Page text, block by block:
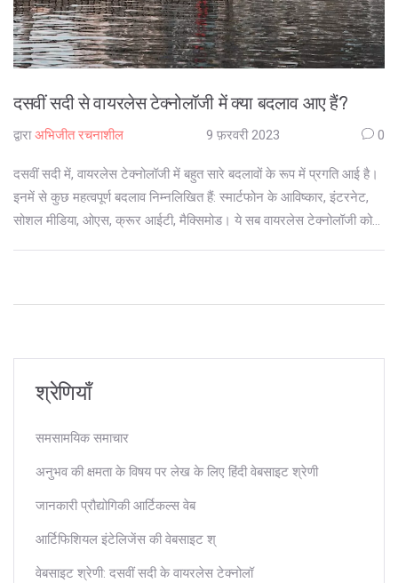
दसवीं सदी से वायरलेस टेक्नोलॉजी में क्या बदलाव आए हैं?
द्वारा अभिजीत रचनाशील 9 फ़रवरी 2023 0
दसवीं सदी में, वायरलेस टेक्नोलॉजी में बहुत सारे बदलावों के रूप में प्रगति आई है।
इनमें से कुछ महत्वपूर्ण बदलाव निम्नलिखित हैं: स्मार्टफोन के आविष्कार, इंटरनेट,
सोशल मीडिया, ओएस, क्रूर आईटी, मैक्सिमोड। ये सब वायरलेस टेक्नोलॉजी को
श्रेणियाँ
समसामयिक समाचार
अनुभव की क्षमता के विषय पर लेख के लिए हिंदी वेबसाइट श्रेणी
जानकारी प्रौद्योगिकी आर्टिकल्स वेब
आर्टिफिशियल इंटेलिजेंस की वेबसाइट श्
वेबसाइट श्रेणी: दसवीं सदी के वायरलेस टेक्नोलॉ